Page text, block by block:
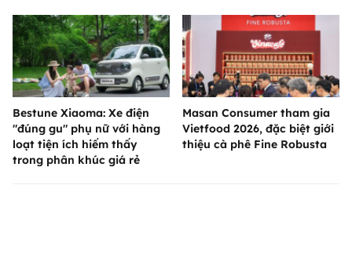
Bestune Xiaoma: Xe điện
"đúng gu" phụ nữ với hàng
loạt tiện ích hiếm thấy
trong phân khúc giá rẻ
Masan Consumer tham gia
Vietfood 2026, đặc biệt giới
thiệu cà phê Fine Robusta